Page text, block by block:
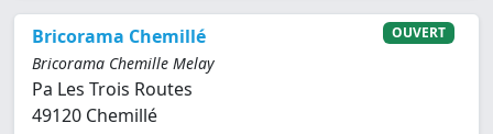
Bricorama Chemillé
Bricorama Chemille Melay
Pa Les Trois Routes
49120 Chemillé
OUVERT